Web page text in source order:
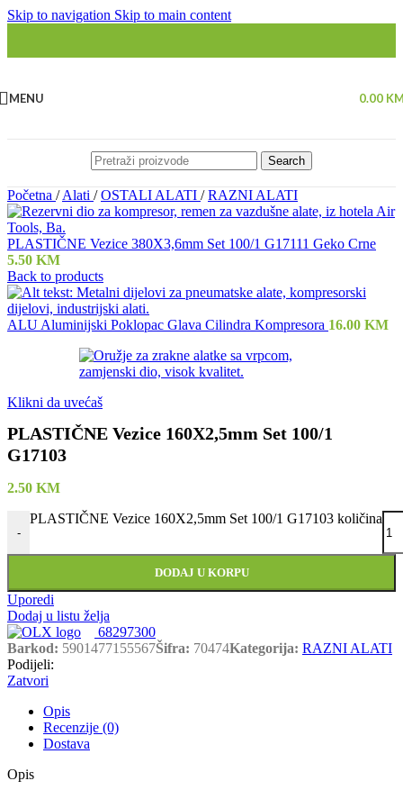
Skip to navigation Skip to main content
MENU 0.00
Search
Početna / Alati / OSTALI ALATI / RAZNI ALATI
PLASTIČNE Vezice 380X3,6mm Set 100/1 G17111 Geko Crne
5.50 KM
Back to products
ALU Aluminijski Poklopac Glava Cilindra Kompresora 16.00 KM
Klikni da uvećaš
PLASTIČNE Vezice 160X2,5mm Set 100/1
G17103
2.50 KM
-
PLASTIČNE Vezice 160X2,5mm Set 100/1 G17103 količina
DODAJ U KORPU
Uporedi
Dodaj u listu želja
68297300
Barkod: 5901477155567Šifra: 70474Kategorija: RAZNI ALATI
Podijeli:
Zatvori
Opis
Recenzije (0)
Dostava
Opis